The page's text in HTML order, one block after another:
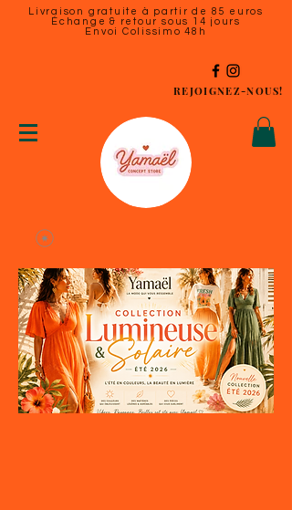
Livraison gratuite à partir de 85 euros
Échange & retour sous 14 jours
Envoi Colissimo 48h
REJOIGNEZ-NOUS!